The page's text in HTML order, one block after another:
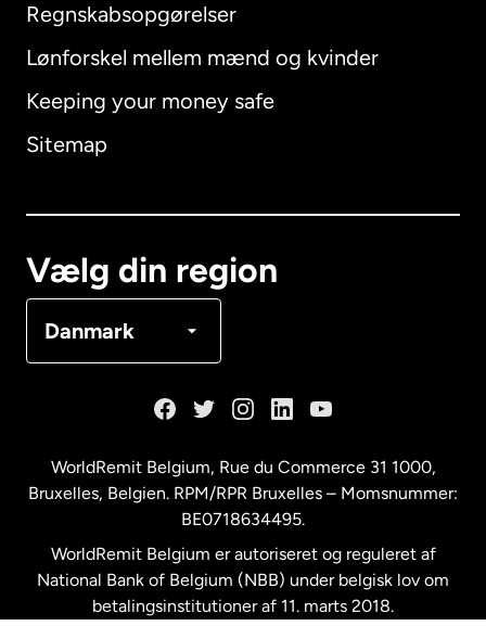
Regnskabsopgørelser
Lønforskel mellem mænd og kvinder
Keeping your money safe
Sitemap
Vælg din region
Danmark
Australien
Malaysia
New Zealand
WorldRemit Belgium, Rue du Commerce 31 1000,
Bruxelles, Belgien. RPM/RPR Bruxelles – Momsnummer:
BE0718634495.
WorldRemit Belgium er autoriseret og reguleret af
National Bank of Belgium (NBB) under belgisk lov om
betalingsinstitutioner af 11. marts 2018.